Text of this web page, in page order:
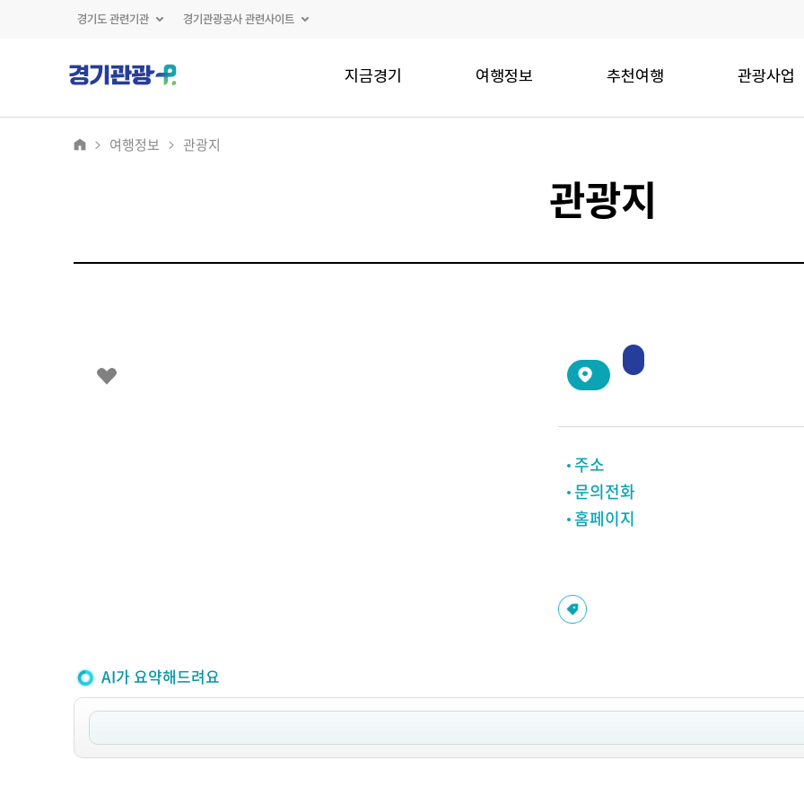
경기도 관련기관 경기관광공사 관련사이트
지금경기 여행정보 추천여행 관광사업
여행정보 관광지
관광지
주소
문의전화
홈페이지
AI가 요약해드려요